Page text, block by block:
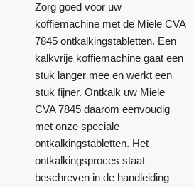
Zorg goed voor uw
koffiemachine met de Miele CVA
7845 ontkalkingstabletten. Een
kalkvrije koffiemachine gaat een
stuk langer mee en werkt een
stuk fijner. Ontkalk uw Miele
CVA 7845 daarom eenvoudig
met onze speciale
ontkalkingstabletten. Het
ontkalkingsproces staat
beschreven in de handleiding